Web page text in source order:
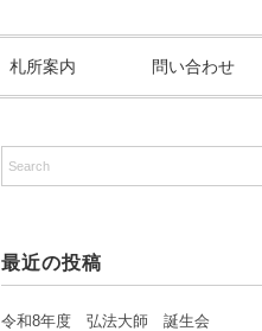
札所案内 問い合わせ
最近の投稿
令和8年度 弘法大師 誕生会